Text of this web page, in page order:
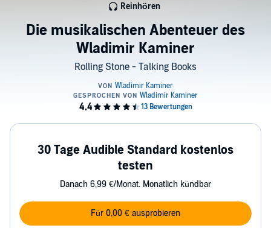
Die musikalischen Abenteuer des
Wladimir Kaminer
Rolling Stone - Talking Books
Reinhören
30 Tage Audible Standard kostenlos
testen
Danach 6,99 €/Monat. Monatlich kündbar
Für 0,00 € ausprobieren